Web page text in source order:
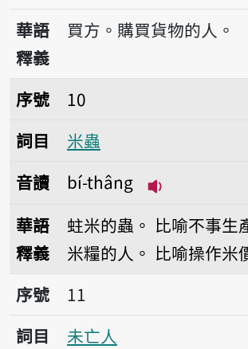
播放
華語
釋義
買方。購買貨物的人。
序號10米蟲
序號
10
詞目
米蟲
音讀
bí-thâng
華語
釋義
蛀米的蟲。 比喻不事生
米糧的人。 比喻操作米
序號11未亡人
序號
11
詞目
未亡人